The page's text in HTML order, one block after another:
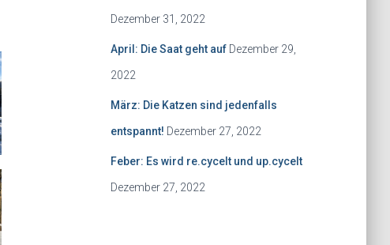
Dezember 31, 2022
April: Die Saat geht auf Dezember 29,
2022
März: Die Katzen sind jedenfalls
entspannt! Dezember 27, 2022
Feber: Es wird re.cycelt und up.cycelt
Dezember 27, 2022